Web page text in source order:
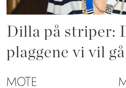
Dilla på striper:
plaggene vi vil
MOTE